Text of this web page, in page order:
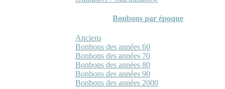
Bonbons par époque
Anciens
Bonbons des années 60
Bonbons des années 70
Bonbons des années 80
Bonbons des années 90
Bonbons des années 2000